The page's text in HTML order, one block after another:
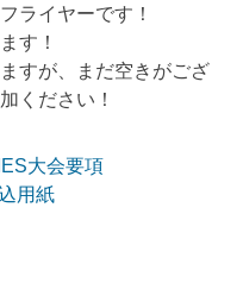
ライヤーです！
す！
すが、まだ空きがござ
ください！
大会要項
用紙